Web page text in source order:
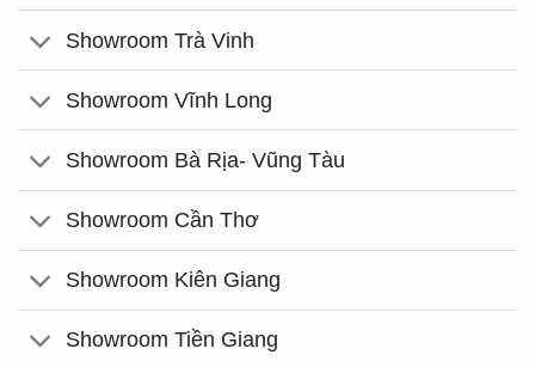
Showroom Trà Vinh
Showroom Vĩnh Long
Showroom Bà Rịa- Vũng Tàu
Showroom Cần Thơ
Showroom Kiên Giang
Showroom Tiền Giang